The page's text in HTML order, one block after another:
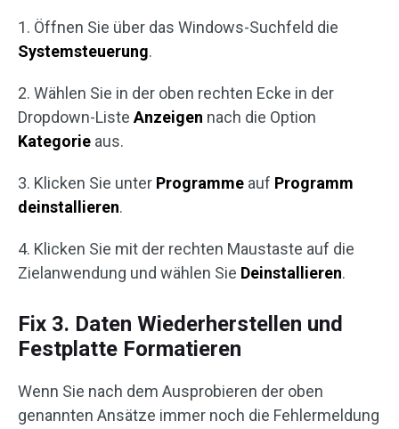
1. Öffnen Sie über das Windows-Suchfeld die
Systemsteuerung.
2. Wählen Sie in der oben rechten Ecke in der
Dropdown-Liste Anzeigen nach die Option
Kategorie aus.
3. Klicken Sie unter Programme auf Programm
deinstallieren.
4. Klicken Sie mit der rechten Maustaste auf die
Zielanwendung und wählen Sie Deinstallieren.
Fix 3. Daten Wiederherstellen und
Festplatte Formatieren
Wenn Sie nach dem Ausprobieren der oben
genannten Ansätze immer noch die Fehlermeldung